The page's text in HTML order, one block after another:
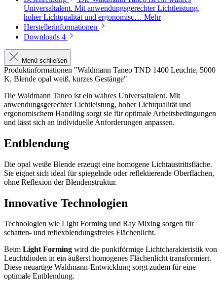
Universaltalent. Mit anwendungsgerechter Lichtleistung,
hoher Lichtqualität und ergonomisc… Mehr
Herstellerinformationen
Downloads 4
Menü schließen
Produktinformationen "Waldmann Taneo TND 1400 Leuchte, 5000
K, Blende opal weiß, kurzes Gestänge"
Die Waldmann Taneo ist ein wahres Universaltalent. Mit
anwendungsgerechter Lichtleistung, hoher Lichtqualität und
ergonomischem Handling sorgt sie für optimale Arbeitsbedingungen
und lässt sich an individuelle Anforderungen anpassen.
Entblendung
Die opal weiße Blende erzeugt eine homogene Lichtaustrittsfläche.
Sie eignet sich ideal für spiegelnde oder reflektierende Oberflächen,
ohne Reflexion der Blendenstruktur.
Innovative Technologien
Technologien wie Light Forming und Ray Mixing sorgen für
schatten- und reflexblendungsfreies Flächenlicht.
Beim Light Forming wird die punktförmige Lichtcharakteristik von
Leuchtdioden in ein äußerst homogenes Flächenlicht transformiert.
Diese neuartige Waldmann-Entwicklung sorgt zudem für eine
optimale Entblendung.